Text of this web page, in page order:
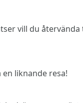
vill du
liknande resa!